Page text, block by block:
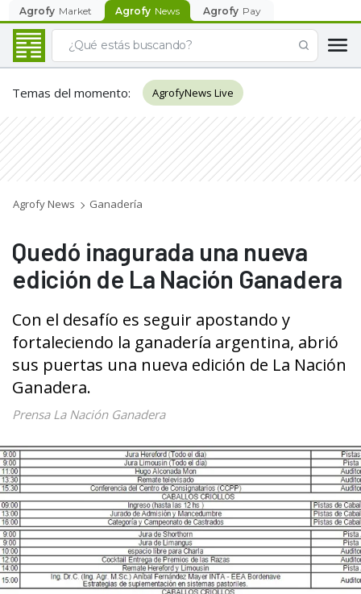
Agrofy Market Agrofy News Agrofy Pay
Temas del momento: AgrofyNews Live
Agrofy News Ganadería
Quedó inagurada una nueva
edición de La Nación Ganadera
Con el desafío es seguir apostando y
fortaleciendo la ganadería argentina, abrió
sus puertas una nueva edición de La Nación
Ganadera.
Prensa La Nación Ganadera